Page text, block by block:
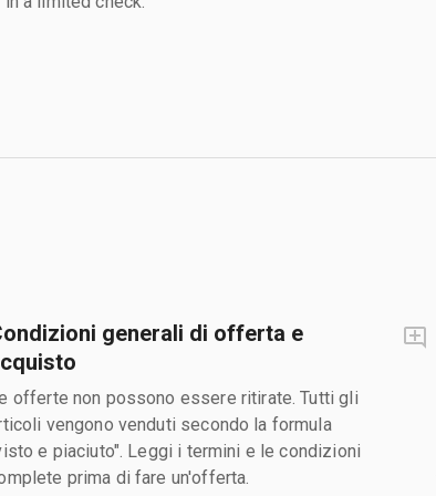
generali di offerta e
offerte non possono essere ritirate. Tutti gli
vengono venduti secondo la formula
e piaciuto". Leggi i termini e le condizioni
prima di fare un'offerta.